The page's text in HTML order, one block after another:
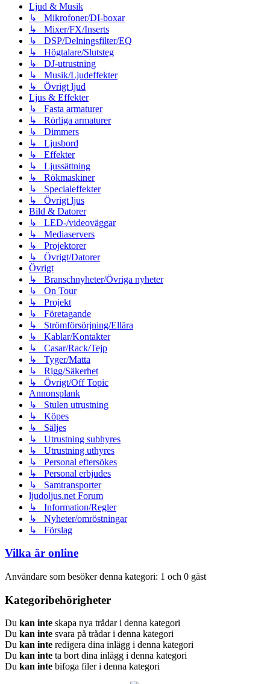
Ljud & Musik
↳ Mikrofoner/DI-boxar
↳ Mixer/FX/Inserts
↳ DSP/Delningsfilter/EQ
↳ Högtalare/Slutsteg
↳ DJ-utrustning
↳ Musik/Ljudeffekter
↳ Övrigt ljud
Ljus & Effekter
↳ Fasta armaturer
↳ Rörliga armaturer
↳ Dimmers
↳ Ljusbord
↳ Effekter
↳ Ljussättning
↳ Rökmaskiner
↳ Specialeffekter
↳ Övrigt ljus
Bild & Datorer
↳ LED-/videoväggar
↳ Mediaservers
↳ Projektorer
↳ Övrigt/Datorer
Övrigt
↳ Branschnyheter/Övriga nyheter
↳ On Tour
↳ Projekt
↳ Företagande
↳ Strömförsörjning/Ellära
↳ Kablar/Kontakter
↳ Casar/Rack/Tejp
↳ Tyger/Matta
↳ Rigg/Säkerhet
↳ Övrigt/Off Topic
Annonsplank
↳ Stulen utrustning
↳ Köpes
↳ Säljes
↳ Utrustning subhyres
↳ Utrustning uthyres
↳ Personal eftersökes
↳ Personal erbjudes
↳ Samtransporter
ljudoljus.net Forum
↳ Information/Regler
↳ Nyheter/omröstningar
↳ Förslag
Vilka är online
Användare som besöker denna kategori: 1 och 0 gäst
Kategoribehörigheter
Du kan inte skapa nya trådar i denna kategori
Du kan inte svara på trådar i denna kategori
Du kan inte redigera dina inlägg i denna kategori
Du kan inte ta bort dina inlägg i denna kategori
Du kan inte bifoga filer i denna kategori